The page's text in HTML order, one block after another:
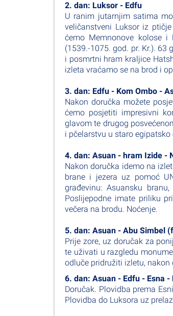
2. dan: Luksor - Edfu
U ranim jutarnjim satima
veličanstveni Luksor iz
ćemo Memnonove kolose
(1539.-1075. god. pr. Kr.).
i posmrtni hram kraljice
izleta vraćamo se na brod i
3. dan: Edfu - Kom Ombo -
Nakon doručka možete
ćemo posjetiti impresivni
glavom te drugog
i pčelarstvu u staro
4. dan: Asuan - hram Izide -
Nakon doručka idemo na
brane i jezera uz pomoć
građevinu: Asuansku
Poslijepodne imate priliku
večera na brodu. Noćenje.
5. dan: Asuan - Abu Simbel
Prije zore, uz doručak za
te uživati u razgledu
odluče pridružiti izletu, nakon
6. dan: Asuan - Edfu - Esna -
Doručak. Plovidba prema
Plovidba do Luksora uz